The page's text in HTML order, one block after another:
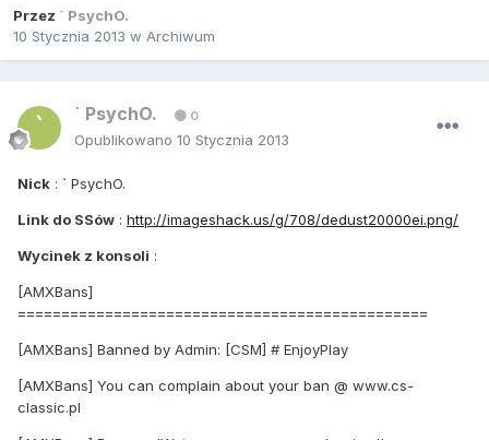
Przez ` PsychO.
10 Stycznia 2013 w Archiwum
` PsychO. 0
Opublikowano 10 Stycznia 2013
Nick : ` PsychO.
Link do SSów : http://imageshack.us/g/708/dedust20000ei.png/
Wycinek z konsoli :
[AMXBans]
===============================================
[AMXBans] Banned by Admin: [CSM] # EnjoyPlay
[AMXBans] You can complain about your ban @ www.cs-
classic.pl